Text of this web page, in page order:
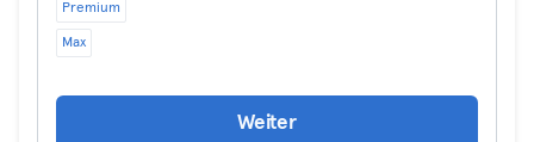
Premium
Max
Weiter